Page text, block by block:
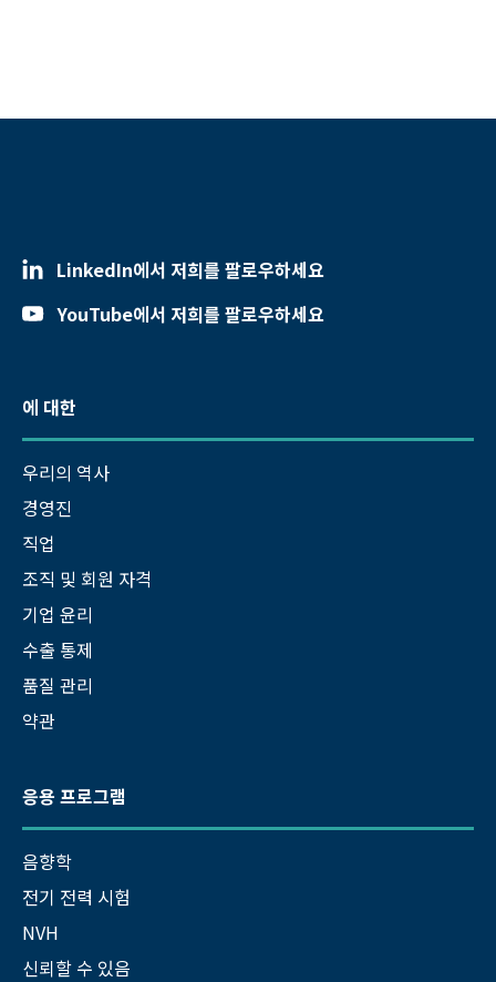
LinkedIn에서 저희를 팔로우하세요
YouTube에서 저희를 팔로우하세요
에 대한
우리의 역사
경영진
직업
조직 및 회원 자격
기업 윤리
수출 통제
품질 관리
약관
응용 프로그램
음향학
전기 전력 시험
NVH
신뢰할 수 있음